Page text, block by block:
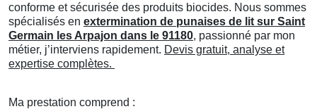
conforme et sécurisée des produits biocides. Nous sommes
spécialisés en extermination de punaises de lit sur Saint
Germain les Arpajon dans le 91180, passionné par mon
métier, j’interviens rapidement. Devis gratuit, analyse et
expertise complètes.
Ma prestation comprend :